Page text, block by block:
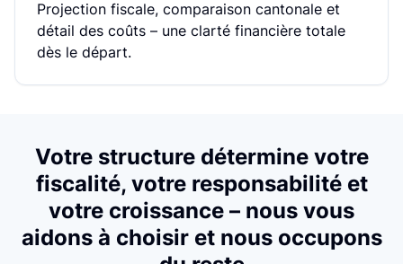
Projection fiscale, comparaison cantonale et
détail des coûts – une clarté financière totale
dès le départ.
Votre structure détermine votre
fiscalité, votre responsabilité et
votre croissance – nous vous
aidons à choisir et nous occupons